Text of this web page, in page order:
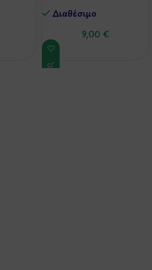
Διαθέσιμo
9,00 €